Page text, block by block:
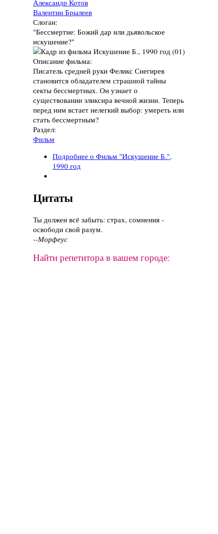
Александр Котов
Валентин Брылеев
Слоган:
"Бессмертие: Божий дар или дьявольское
искушение?"
Описание фильма:
Писатель средней руки Феликс Снегирев
становится обладателем страшной тайны
секты бессмертных. Он узнает о
существовании эликсира вечной жизни. Теперь
перед ним встает нелегкий выбор: умереть или
стать бессмертным?
Раздел:
Фильм
Подробнее о Фильм "Искушение Б.",
1990 год
Цитаты
Ты должен всё забыть: страх, сомнения -
освободи свой разум.
--Морфеус
Найти репетитора в вашем городе: